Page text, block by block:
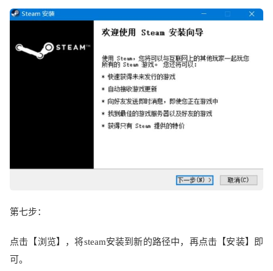
第七步：
点击【浏览】，将steam安装到新的路径中，再点击【安装】即
可。